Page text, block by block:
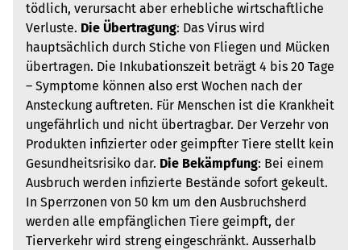
tödlich, verursacht aber erhebliche wirtschaftliche
Verluste. Die Übertragung: Das Virus wird
hauptsächlich durch Stiche von Fliegen und Mücken
übertragen. Die Inkubationszeit beträgt 4 bis 20 Tage
– Symptome können also erst Wochen nach der
Ansteckung auftreten. Für Menschen ist die Krankheit
ungefährlich und nicht übertragbar. Der Verzehr von
Produkten infizierter oder geimpfter Tiere stellt kein
Gesundheitsrisiko dar. Die Bekämpfung: Bei einem
Ausbruch werden infizierte Bestände sofort gekeult.
In Sperrzonen von 50 km um den Ausbruchsherd
werden alle empfänglichen Tiere geimpft, der
Tierverkehr wird streng eingeschränkt. Ausserhalb